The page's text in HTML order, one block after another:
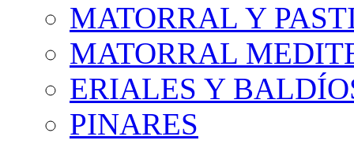
MATORRAL Y
MATORRAL
ERIALES Y
PINARES